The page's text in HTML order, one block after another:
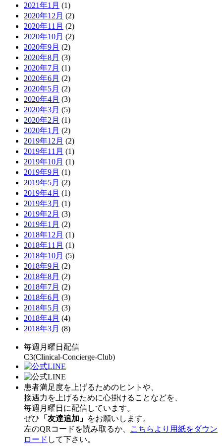
2021年1月 (1)
2020年12月 (2)
2020年11月 (2)
2020年10月 (2)
2020年9月 (2)
2020年8月 (3)
2020年7月 (1)
2020年6月 (2)
2020年5月 (2)
2020年4月 (3)
2020年3月 (5)
2020年2月 (1)
2020年1月 (2)
2019年12月 (2)
2019年11月 (1)
2019年10月 (1)
2019年9月 (1)
2019年5月 (2)
2019年4月 (1)
2019年3月 (1)
2019年2月 (3)
2019年1月 (2)
2018年12月 (1)
2018年11月 (1)
2018年10月 (5)
2018年9月 (2)
2018年8月 (2)
2018年7月 (2)
2018年6月 (3)
2018年5月 (3)
2018年4月 (4)
2018年3月 (8)
毎週月曜日配信
C3(Clinical-Concierge-Club)
患者満足度を上げるためのヒントや、
接遇力を上げるために心掛けることなどを、
毎週月曜日に配信しています。
ぜひ 「友達追加」 をお願いします。
左のQRコードを読み取るか、
こちらより用紙をダウン
ロード して下さい。